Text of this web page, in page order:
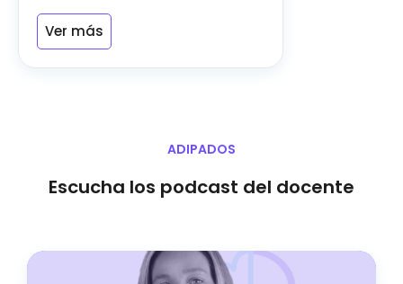
Ver más
ADIPADOS
Escucha los podcast del docente